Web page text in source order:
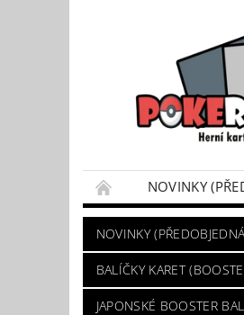
NOVINKY
POKÉMON BOX SETY
VÝKUP POKÉMON
NOVINKY
BALÍČKY KARET
JAPONSKÉ BOOSTER